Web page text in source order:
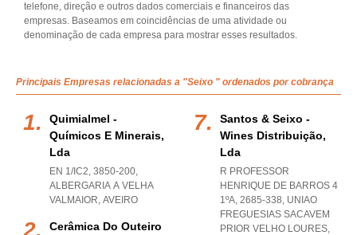
telefone, direção e outros dados comerciais e financeiros das
empresas. Baseamos em coincidências de uma atividade ou
denominação de cada empresa para mostrar esses resultados.
Principais Empresas relacionadas a "Seixo " ordenados por cobrança
Quimialmel -
Químicos E Minerais,
Lda
EN 1/IC2, 3850-200,
ALBERGARIA A VELHA
VALMAIOR, AVEIRO
Cerâmica Do Outeiro
Santos & Seixo -
Wines Distribuição,
Lda
R PROFESSOR
HENRIQUE DE BARROS 4
1ºA, 2685-338, UNIAO
FREGUESIAS SACAVEM
PRIOR VELHO LOURES,